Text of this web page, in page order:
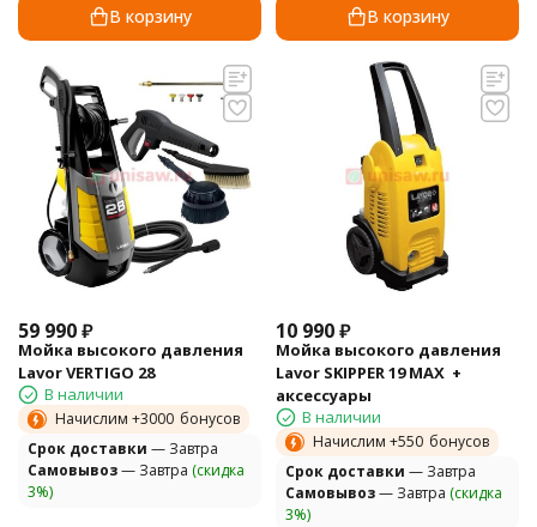
В корзину В корзину
59 990₽
Мойка высокого давления
Lavor VERTIGO 28
В наличии
Начислим +3000 бонусов
Cрок доставки — Завтра
Самовывоз— Завтра (скидка
3%)
10 990₽
Мойка высокого давления
Lavor SKIPPER 19 MAX +
аксессуары
В наличии
Начислим +550 бонусов
Cрок доставки — Завтра
Самовывоз— Завтра (скидка
3%)